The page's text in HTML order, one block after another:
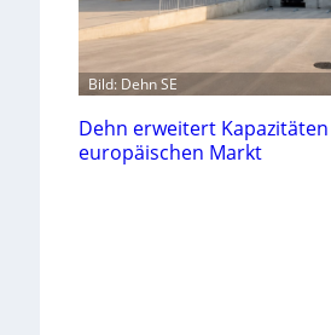
Bild: Dehn SE
Dehn erweitert
europäischen Markt